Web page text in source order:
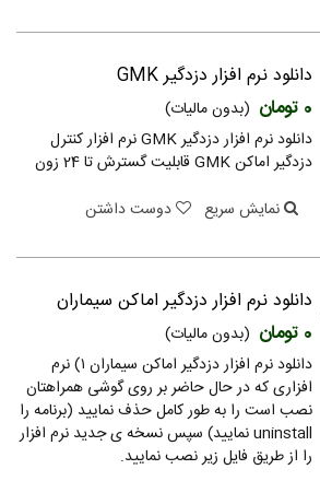
دانلود نرم افزار دزدگیر GMK
0 تومان
(بدون مالیات)
دانلود نرم افزار دزدگیر GMK ‏‏نرم افزار کنترل
دزدگیر اماکن GMK ‏قابلیت گسترش تا 24 زون
نمایش سریع
دوست داشتن
دانلود نرم افزار دزدگیر اماکن سیماران
0 تومان
(بدون مالیات)
دانلود نرم افزار دزدگیر اماکن سیماران ۱) نرم
افزاری که در حال حاضر بر روی گوشی همراهتان
نصب است را به طور کامل حذف نمایید (برنامه را
uninstall نمایید) سپس نسخه ی جدید نرم افزار
را از طریق فایل زیر نصب نمایید. ‏